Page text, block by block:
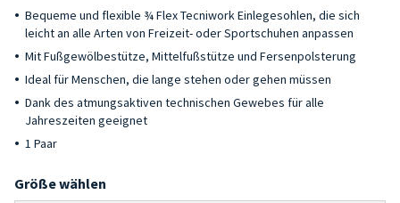
Bequeme und flexible ¾ Flex Tecniwork Einlegesohlen, die sich
leicht an alle Arten von Freizeit- oder Sportschuhen anpassen
Mit Fußgewölbestütze, Mittelfußstütze und Fersenpolsterung
Ideal für Menschen, die lange stehen oder gehen müssen
Dank des atmungsaktiven technischen Gewebes für alle
Jahreszeiten geeignet
1 Paar
Größe wählen